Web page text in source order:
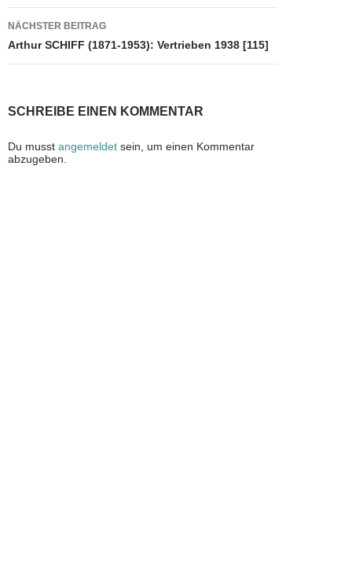
NÄCHSTER BEITRAG
Arthur SCHIFF (1871-1953): Vertrieben 1938 [115]
SCHREIBE EINEN KOMMENTAR
Du musst angemeldet sein, um einen Kommentar
abzugeben.